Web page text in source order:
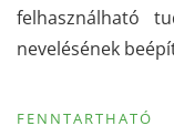
felhasználható
nevelésének
FENNTARTHATÓ